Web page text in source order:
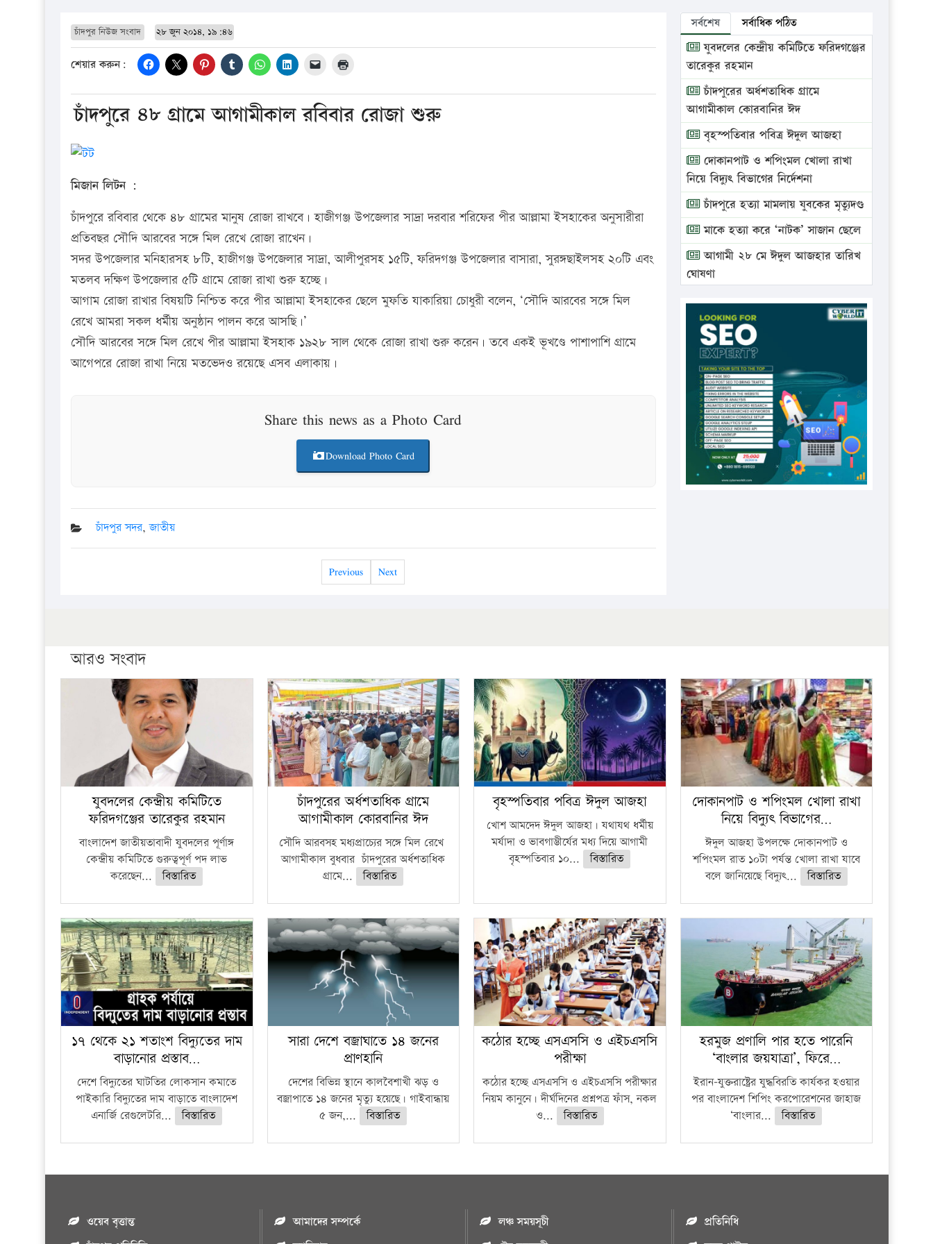
চাঁদপুর নিউজ সংবাদ ২৮ জুন ২০১৪, ১৯:৪৬
শেয়ার করুন:
চাঁদপুরে ৪৮ গ্রামে আগামীকাল রবিবার রোজা শুরু
মিজান লিটন :
চাঁদপুরে রবিবার থেকে ৪৮ গ্রামের মানুষ রোজা রাখবে। হাজীগঞ্জ উপজেলার সাদ্রা দরবার শরিফের পীর আল্লামা ইসহাকের অনুসারীরা
প্রতিবছর সৌদি আরবের সঙ্গে মিল রেখে রোজা রাখেন।
সদর উপজেলার মনিহারসহ ৮টি, হাজীগঞ্জ উপজেলার সাদ্রা, আলীপুরসহ ১৫টি, ফরিদগঞ্জ উপজেলার বাসারা, সুরঙ্গছাইলসহ ২০টি এবং
মতলব দক্ষিণ উপজেলার ৫টি গ্রামে রোজা রাখা শুরু হচ্ছে।
আগাম রোজা রাখার বিষয়টি নিশ্চিত করে পীর আল্লামা ইসহাকের ছেলে মুফতি যাকারিয়া চোধুরী বলেন, ‘সৌদি আরবের সঙ্গে মিল
রেখে আমরা সকল ধর্মীয় অনুষ্ঠান পালন করে আসছি।’
সৌদি আরবের সঙ্গে মিল রেখে পীর আল্লামা ইসহাক ১৯২৮ সাল থেকে রোজা রাখা শুরু করেন। তবে একই ভূখণ্ডে পাশাপাশি গ্রামে
আগেপরে রোজা রাখা নিয়ে মতভেদও রয়েছে এসব এলাকায়।
Share this news as a Photo Card
Download Photo Card
চাঁদপুর সদর,জাতীয়
Previous Next
সর্বশেষ সর্বাধিক পঠিত
যুবদলের কেন্দ্রীয় কমিটিতে ফরিদগঞ্জের
তারেকুর রহমান
চাঁদপুরের অর্ধশতাধিক গ্রামে
আগামীকাল কোরবানির ঈদ
বৃহস্পতিবার পবিত্র ঈদুল আজহা
দোকানপাট ও শপিংমল খোলা রাখা
নিয়ে বিদ্যুৎ বিভাগের নির্দেশনা
চাঁদপুরে হত্যা মামলায় যুবকের মৃত্যুদণ্ড
মাকে হত্যা করে ‘নাটক’ সাজান ছেলে
আগামী ২৮ মে ঈদুল আজহার তারিখ
ঘোষণা
ভ্রাম্যমাণ আদালতে দুইটি প্রতিষ্ঠানকে
প্রতিষ্ঠানকে ৪০হাজার টাকা জরিমানা।
এবার লঞ্চের ভাড়া বাড়ল
১৭ থেকে ২১ শতাংশ বিদ্যুতের দাম
বাড়ানোর প্রস্তাব পিডিবির
১৬ মে চাঁদপুর ও ২৫ মে ফেনী সফরে
যাবেন প্রধানমন্ত্রী
উচ্চশিক্ষায় গৌরবময় অর্জন: পূর্ণ
স্কলারশিপে যুক্তরাষ্ট্রে পিএইচডি করছেন
আরও সংবাদ
যুবদলের কেন্দ্রীয় কমিটিতে
ফরিদগঞ্জের তারেকুর রহমান
বাংলাদেশ জাতীয়তাবাদী যুবদলের পূর্ণাঙ্গ
কেন্দ্রীয় কমিটিতে গুরুত্বপূর্ণ পদ লাভ
করেছেন...
বিস্তারিত
চাঁদপুরের অর্ধশতাধিক গ্রামে
আগামীকাল কোরবানির ঈদ
সৌদি আরবসহ মধ্যপ্রাচ্যের সঙ্গে মিল রেখে
আগামীকাল বুধবার চাঁদপুরের অর্ধশতাধিক
গ্রামে...
বিস্তারিত
বৃহস্পতিবার পবিত্র ঈদুল আজহা
খোশ আমদেদ ঈদুল আজহা। যথাযথ ধর্মীয়
মর্যাদা ও ভাবগাম্ভীর্যের মধ্য দিয়ে আগামী
বৃহস্পতিবার ১০...
বিস্তারিত
দোকানপাট ও শপিংমল খোলা রাখা
নিয়ে বিদ্যুৎ বিভাগের…
ঈদুল আজহা উপলক্ষে দোকানপাট ও
শপিংমল রাত ১০টা পর্যন্ত খোলা রাখা যাবে
বলে জানিয়েছে বিদ্যুৎ...
বিস্তারিত
১৭ থেকে ২১ শতাংশ বিদ্যুতের দাম
বাড়ানোর প্রস্তাব…
দেশে বিদ্যুতের ঘাটতির লোকসান কমাতে
পাইকারি বিদ্যুতের দাম বাড়াতে বাংলাদেশ
এনার্জি রেগুলেটরি...
বিস্তারিত
সারা দেশে বজ্রাঘাতে ১৪ জনের
প্রাণহানি
দেশের বিভিন্ন স্থানে কালবৈশাখী ঝড় ও
বজ্রাপাতে ১৪ জনের মৃত্যু হয়েছে। গাইবান্ধায়
৫ জন,...
বিস্তারিত
কঠোর হচ্ছে এসএসসি ও এইচএসসি
পরীক্ষা
কঠোর হচ্ছে এসএসসি ও এইচএসসি পরীক্ষার
নিয়ম কানুনে। দীর্ঘদিনের প্রশ্নপত্র ফাঁস, নকল
ও...
বিস্তারিত
হরমুজ প্রণালি পার হতে পারেনি
‘বাংলার জয়যাত্রা’, ফিরে…
ইরান-যুক্তরাষ্ট্রের যুদ্ধবিরতি কার্যকর হওয়ার
পর বাংলাদেশ শিপিং করপোরেশনের জাহাজ
‘বাংলার...
বিস্তারিত
ওয়েব বৃত্তান্ত
আমাদের সম্পর্কে
লঞ্চ সময়সূচী
প্রতিনিধি